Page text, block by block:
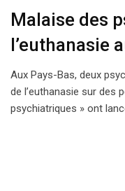
Malaise des
l’euthanasie
Aux Pays-Bas, deux
de l’euthanasie sur des
psychiatriques » ont